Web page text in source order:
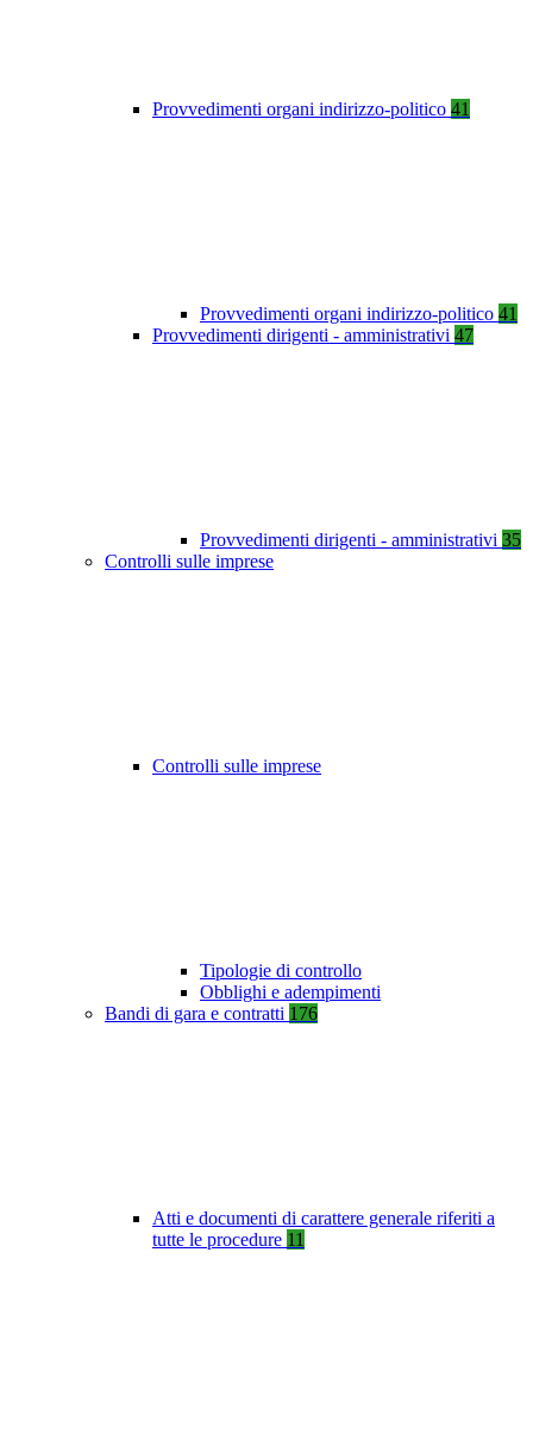
Provvedimenti organi indirizzo-politico 41
Provvedimenti organi indirizzo-politico 41
Provvedimenti dirigenti - amministrativi 47
Provvedimenti dirigenti - amministrativi 35
Controlli sulle imprese
Controlli sulle imprese
Tipologie di controllo
Obblighi e adempimenti
Bandi di gara e contratti 176
Atti e documenti di carattere generale riferiti a
tutte le procedure 11